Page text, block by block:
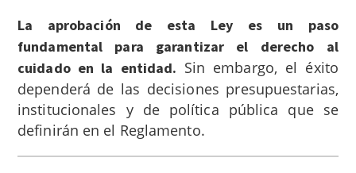
La aprobación de esta Ley es un paso
fundamental para garantizar el derecho al
cuidado en la entidad. Sin embargo, el éxito
dependerá de las decisiones presupuestarias,
institucionales y de política pública que se
definirán en el Reglamento.